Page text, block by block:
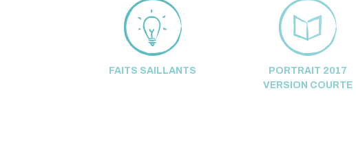
FAITS SAILLANTS
PORTRAIT 2017
VERSION COURTE